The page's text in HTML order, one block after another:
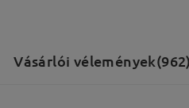
Vásárlói